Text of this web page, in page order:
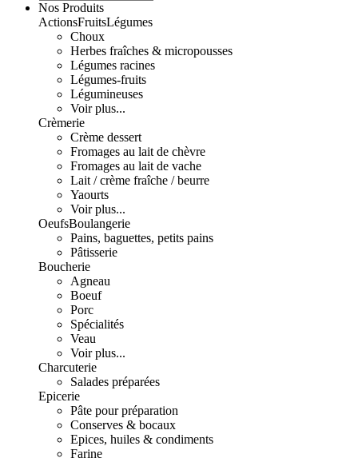
Nos Produits
ActionsFruitsLégumes
Choux
Herbes fraîches & micropousses
Légumes racines
Légumes-fruits
Légumineuses
Voir plus...
Crèmerie
Crème dessert
Fromages au lait de chèvre
Fromages au lait de vache
Lait / crème fraîche / beurre
Yaourts
Voir plus...
OeufsBoulangerie
Pains, baguettes, petits pains
Pâtisserie
Boucherie
Agneau
Boeuf
Porc
Spécialités
Veau
Voir plus...
Charcuterie
Salades préparées
Epicerie
Pâte pour préparation
Conserves & bocaux
Epices, huiles & condiments
Farine